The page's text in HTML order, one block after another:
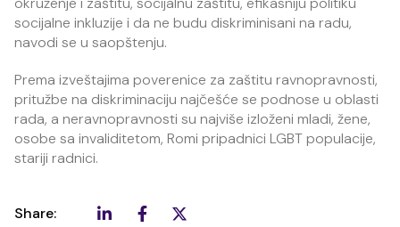
socijalne inkluzije i da ne budu diskriminisani na radu,
navodi se u saopštenju.
Prema izveštajima poverenice za zaštitu ravnopravnosti,
pritužbe na diskriminaciju najčešće se podnose u oblasti
rada, a neravnopravnosti su najviše izloženi mladi, žene,
osobe sa invaliditetom, Romi pripadnici LGBT populacije,
stariji radnici.
Share: